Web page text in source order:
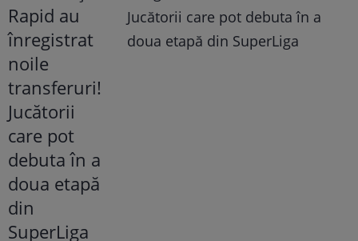
Jucătorii care pot debuta în a
doua etapă din SuperLiga